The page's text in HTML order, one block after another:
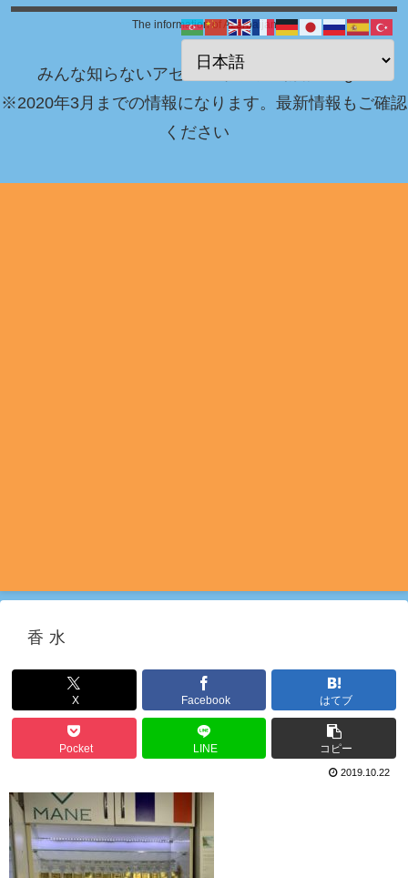
The information of Azerbaijan
みんな知らないアゼルバイジャン情報 Blog！
※2020年3月までの情報になります。最新情報もご確認
ください
香水
X Facebook はてブ
Pocket LINE コピー
2019.10.22